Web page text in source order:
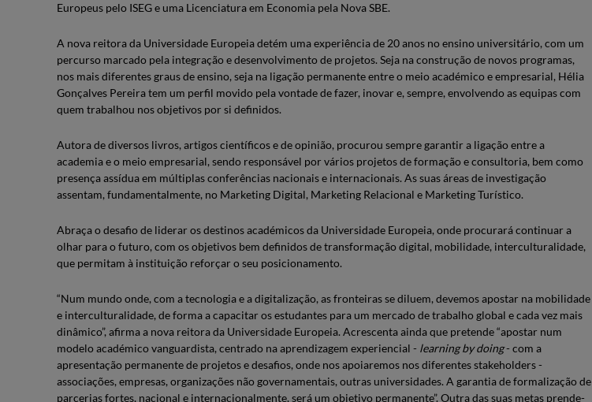
Europeus pelo ISEG e uma Licenciatura em Economia pela Nova SBE.
A nova reitora da Universidade Europeia detém uma experiência de 20 anos no ensino universitário, com um
percurso marcado pela integração e desenvolvimento de projetos. Seja na construção de novos programas,
nos mais diferentes graus de ensino, seja na ligação permanente entre o meio académico e empresarial, Hélia
Gonçalves Pereira tem um perfil movido pela vontade de fazer, inovar e, sempre, envolvendo as equipas com
quem trabalhou nos objetivos por si definidos.
Autora de diversos livros, artigos científicos e de opinião, procurou sempre garantir a ligação entre a
academia e o meio empresarial, sendo responsável por vários projetos de formação e consultoria, bem como
presença assídua em múltiplas conferências nacionais e internacionais. As suas áreas de investigação
assentam, fundamentalmente, no Marketing Digital, Marketing Relacional e Marketing Turístico.
Abraça o desafio de liderar os destinos académicos da Universidade Europeia, onde procurará continuar a
olhar para o futuro, com os objetivos bem definidos de transformação digital, mobilidade, interculturalidade,
que permitam à instituição reforçar o seu posicionamento.
“Num mundo onde, com a tecnologia e a digitalização, as fronteiras se diluem, devemos apostar na mobilidade
e interculturalidade, de forma a capacitar os estudantes para um mercado de trabalho global e cada vez mais
dinâmico”, afirma a nova reitora da Universidade Europeia. Acrescenta ainda que pretende “apostar num
modelo académico vanguardista, centrado na aprendizagem experiencial - learning by doing- com a
apresentação permanente de projetos e desafios, onde nos apoiaremos nos diferentes stakeholders -
associações, empresas, organizações não governamentais, outras universidades. A garantia de formalização de
parcerias fortes, nacional e internacionalmente, será um objetivo permanente”. Outra das suas metas prende-